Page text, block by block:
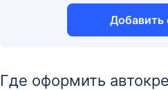
Добавить
Где оформить